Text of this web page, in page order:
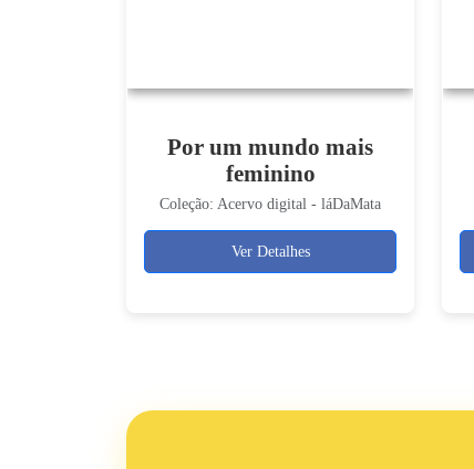
Por um mundo mais
feminino
Coleção: Acervo digital - láDaMata
Ver Detalhes